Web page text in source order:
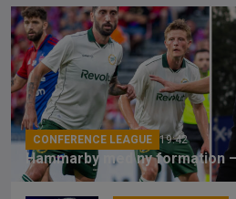
b
o
o
k
d
s
CONFERENCE LEAGUE 19:42
Hammarby med ny formation